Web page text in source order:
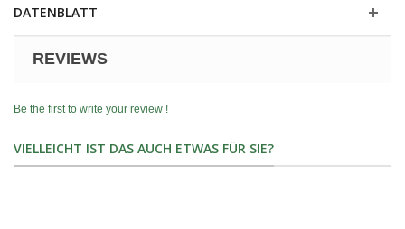
DATENBLATT
REVIEWS
Be the first to write your review !
VIELLEICHT IST DAS AUCH ETWAS FÜR SIE?